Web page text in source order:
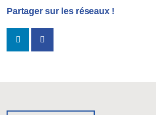
Partager sur les réseaux !